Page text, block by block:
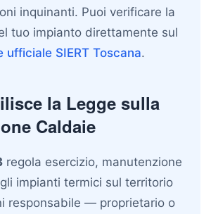
inquinanti. Puoi verificare la
tuo impianto direttamente sul
ufficiale SIERT Toscana.
la Legge sulla
Caldaie
regola esercizio, manutenzione
impianti termici sul territorio
responsabile — proprietario o